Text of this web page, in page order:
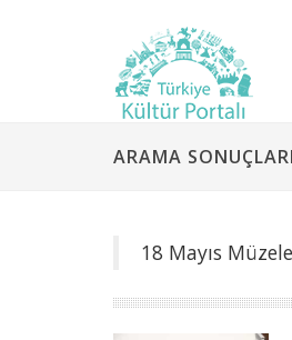
ARAMA SONUÇLARI
18 Mayıs